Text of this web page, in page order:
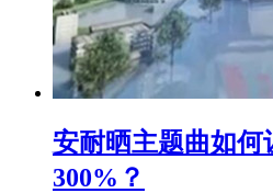
安耐晒主题曲如何
300%？